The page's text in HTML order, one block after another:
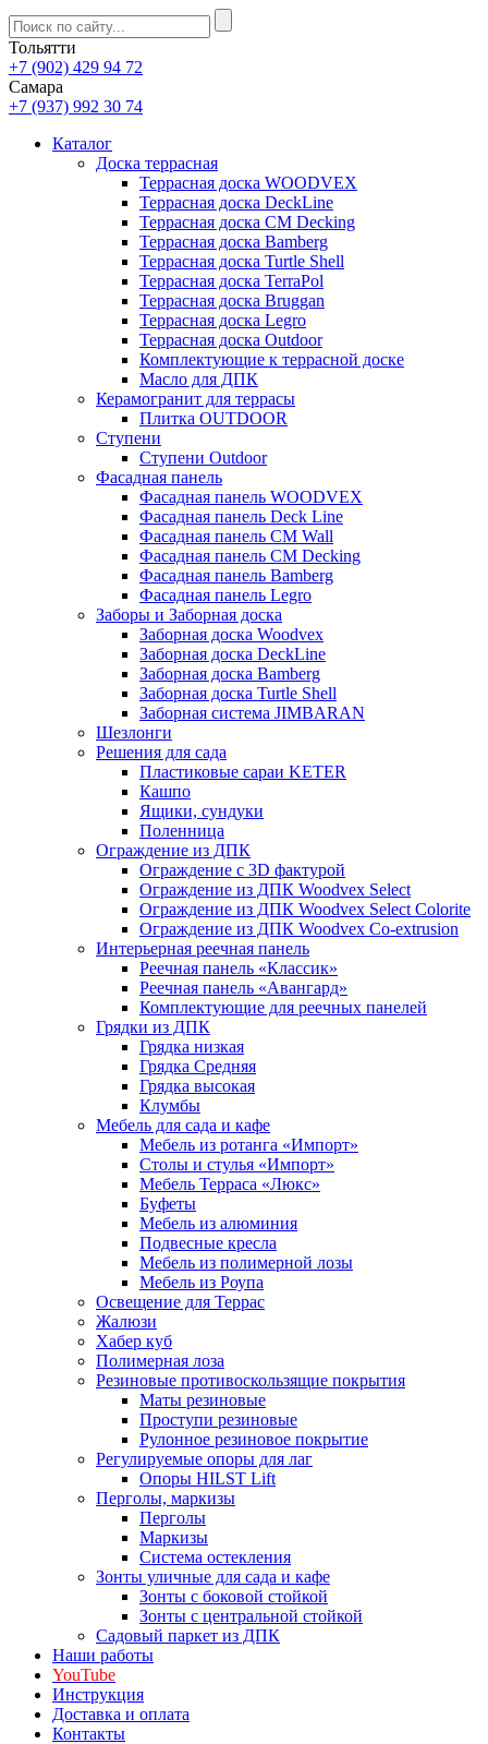
Тольятти
+7 (902) 429 94 72
Самара
+7 (937) 992 30 74
Каталог
Доска террасная
Террасная доска WOODVEX
Террасная доска DeckLine
Террасная доска CM Decking
Террасная доска Bamberg
Террасная доска Turtle Shell
Террасная доска TerraPol
Террасная доска Bruggan
Террасная доска Legro
Террасная доска Outdoor
Комплектующие к террасной доске
Масло для ДПК
Керамогранит для террасы
Плитка OUTDOOR
Ступени
Ступени Outdoor
Фасадная панель
Фасадная панель WOODVEX
Фасадная панель Deck Line
Фасадная панель CM Wall
Фасадная панель CM Decking
Фасадная панель Bamberg
Фасадная панель Legro
Заборы и Заборная доска
Заборная доска Woodvex
Заборная доска DeckLine
Заборная доска Bamberg
Заборная доска Turtle Shell
Заборная система JIMBARAN
Шезлонги
Решения для сада
Пластиковые сараи KETER
Кашпо
Ящики, сундуки
Поленница
Ограждение из ДПК
Ограждение с 3D фактурой
Ограждение из ДПК Woodvex Select
Ограждение из ДПК Woodvex Select Colorite
Ограждение из ДПК Woodvex Co-extrusion
Интерьерная реечная панель
Реечная панель «Классик»
Реечная панель «Авангард»
Комплектующие для реечных панелей
Грядки из ДПК
Грядка низкая
Грядка Средняя
Грядка высокая
Клумбы
Мебель для сада и кафе
Мебель из ротанга «Импорт»
Столы и стулья «Импорт»
Мебель Терраса «Люкс»
Буфеты
Мебель из алюминия
Подвесные кресла
Мебель из полимерной лозы
Мебель из Роупа
Освещение для Террас
Жалюзи
Хабер куб
Полимерная лоза
Резиновые противоскользящие покрытия
Маты резиновые
Проступи резиновые
Рулонное резиновое покрытие
Регулируемые опоры для лаг
Опоры HILST Lift
Перголы, маркизы
Перголы
Маркизы
Система остекления
Зонты уличные для сада и кафе
Зонты с боковой стойкой
Зонты с центральной стойкой
Садовый паркет из ДПК
Наши работы
YouTube
Инструкция
Доставка и оплата
Контакты